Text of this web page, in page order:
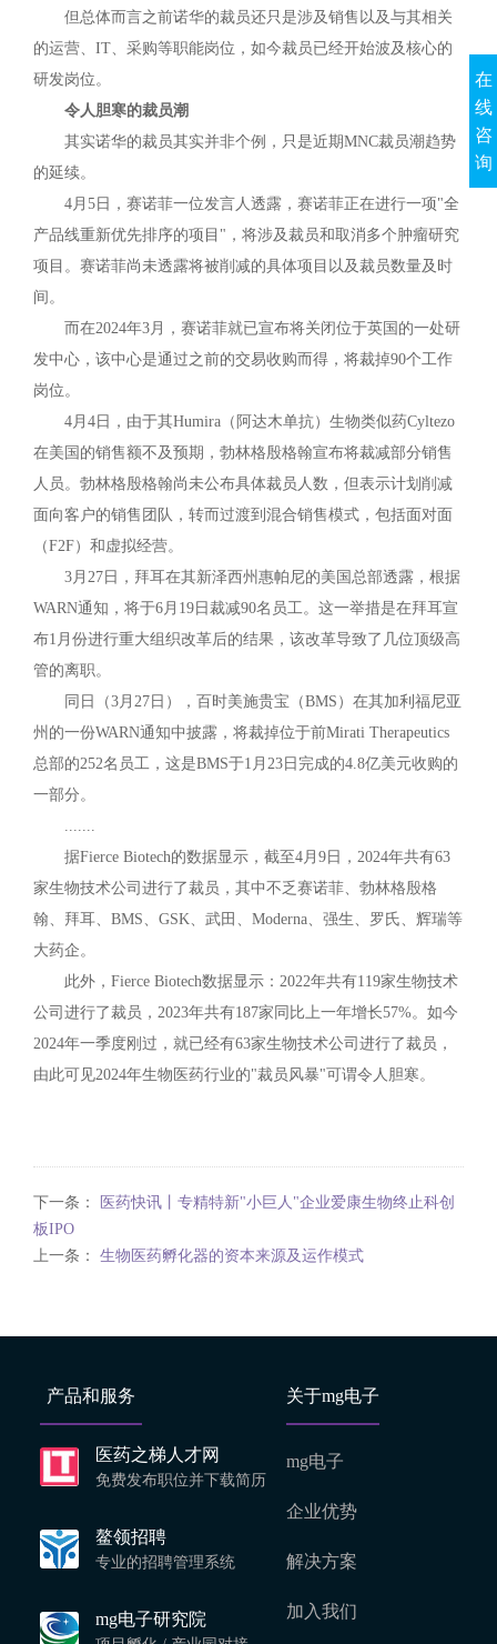
但总体而言之前诺华的裁员还只是涉及销售以及与其相关
的运营、IT、采购等职能岗位，如今裁员已经开始波及核心的
研发岗位。
令人胆寒的裁员潮
其实诺华的裁员其实并非个例，只是近期MNC裁员潮趋势
的延续。
4月5日，赛诺菲一位发言人透露，赛诺菲正在进行一项"全
产品线重新优先排序的项目"，将涉及裁员和取消多个肿瘤研究
项目。赛诺菲尚未透露将被削减的具体项目以及裁员数量及时
间。
而在2024年3月，赛诺菲就已宣布将关闭位于英国的一处研
发中心，该中心是通过之前的交易收购而得，将裁掉90个工作
岗位。
4月4日，由于其Humira（阿达木单抗）生物类似药Cyltezo
在美国的销售额不及预期，勃林格殷格翰宣布将裁减部分销售
人员。勃林格殷格翰尚未公布具体裁员人数，但表示计划削减
面向客户的销售团队，转而过渡到混合销售模式，包括面对面
（F2F）和虚拟经营。
3月27日，拜耳在其新泽西州惠帕尼的美国总部透露，根据
WARN通知，将于6月19日裁减90名员工。这一举措是在拜耳宣
布1月份进行重大组织改革后的结果，该改革导致了几位顶级高
管的离职。
同日（3月27日），百时美施贵宝（BMS）在其加利福尼亚
州的一份WARN通知中披露，将裁掉位于前Mirati Therapeutics
总部的252名员工，这是BMS于1月23日完成的4.8亿美元收购的
一部分。
.......
据Fierce Biotech的数据显示，截至4月9日，2024年共有63
家生物技术公司进行了裁员，其中不乏赛诺菲、勃林格殷格
翰、拜耳、BMS、GSK、武田、Moderna、强生、罗氏、辉瑞等
大药企。
此外，Fierce Biotech数据显示：2022年共有119家生物技术
公司进行了裁员，2023年共有187家同比上一年增长57%。如今
2024年一季度刚过，就已经有63家生物技术公司进行了裁员，
由此可见2024年生物医药行业的"裁员风暴"可谓令人胆寒。
下一条：
医药快讯丨专精特新"小巨人"企业爱康生物终止科创
板IPO
上一条： 生物医药孵化器的资本来源及运作模式
产品和服务
医药之梯人才网
免费发布职位并下载简历
鳌领招聘
专业的招聘管理系统
mg电子研究院
关于mg电子
mg电子
企业优势
解决方案
加入我们
在
线
咨
询